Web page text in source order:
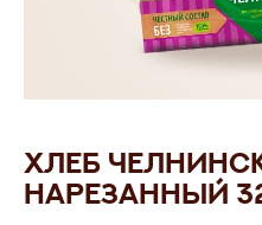
Хлеб
нарезанный